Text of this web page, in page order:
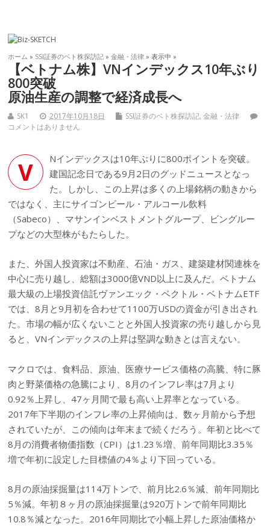
ホーム » SSI証券のベト株探訪記 »金融・法律 » 表示中 »
【ベトナム株】VNインデックス10年ぶり
800突破
原油生産の調整で経済成長へ
SK1 2017年10月18日 SSI証券のベト株探訪記,金融・法律
コメントはありません
V
Nインデックスは10年ぶりに800ポイントを突破。
建国記念日である9月2日のグッドニュースとなっ
た。しかし、この上昇は多くの上場銘柄の動きから
ではなく、主にサイゴンビール・アルコール飲料
（Sabeco）、マサンインベストメントグループ、ビングルー
プなどの大型株がもたらした。
また、外国人投資家は不動産、石油・ガス、建築建材関連株を
中心に売り越し、総額は3000億VND以上に及んだ。ベトナム
最大級の上場投資信託ヴァンエック・ベクトル・ベトナムETF
では、8月と9月初を合わせて1100万USDの資金が引き出され
た。市場の幅が広くないことと外国人投資家の売り越しから見
ると、VNインデックスの上昇は堅調な動きとは言えない。
マクロでは、食料品、原油、医療サービス価格の高騰、特に豚
肉と野菜価格の急騰により、8月のインフレ率は7月より
0.92％上昇し、47ヶ月間で最も高い上昇率となっている。
2017年下半期のインフレ率の上昇傾向は、数ヶ月前から予想
されていたが、この傾向は年末まで続くだろう。年初と比べて
8月の消費者物価指数（CPI）は1.23％増、前年同期比3.35％
増で年初に設定した目標値の4％より下回っている。
8月の原油採掘量は114万トンで、前月比2.6％減、前年同期比
5％減。年初８ヶ月の原油採掘量は920万トンで前年同期比
10.8％減となった。2016年同期比で小幅上昇した原油価格か